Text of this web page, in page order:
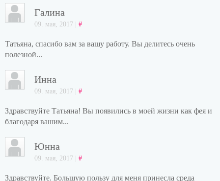
Галина
09. мая, 2017 | #
Татьяна, спасибо вам за вашу работу. Вы делитесь очень
полезной...
Инна
09. мая, 2017 | #
Здравствуйте Татьяна! Вы появились в моей жизни как фея и
благодаря вашим...
Юнна
09. мая, 2017 | #
Здравствуйте. Большую пользу для меня принесла среда